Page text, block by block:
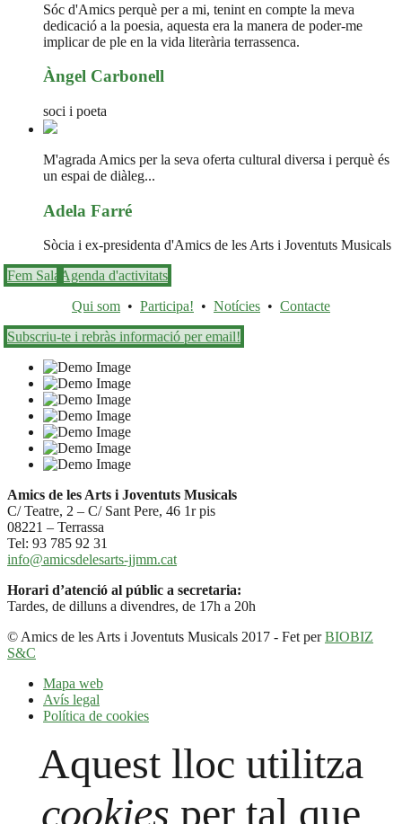
Sóc d'Amics perquè per a mi, tenint en compte la meva
dedicació a la poesia, aquesta era la manera de poder-me
implicar de ple en la vida literària terrassenca.
Àngel Carbonell
soci i poeta
M'agrada Amics per la seva oferta cultural diversa i perquè és
un espai de diàleg...
Adela Farré
Sòcia i ex-presidenta d'Amics de les Arts i Joventuts Musicals
Fem Sala Agenda d'activitats
Qui som • Participa! • Notícies • Contacte
Subscriu-te i rebràs informació per email!
Amics de les Arts i Joventuts Musicals
C/ Teatre, 2 – C/ Sant Pere, 46 1r pis
08221 – Terrassa
Tel: 93 785 92 31
info@amicsdelesarts-jjmm.cat
Horari d’atenció al públic a secretaria:
Tardes, de dilluns a divendres, de 17h a 20h
© Amics de les Arts i Joventuts Musicals 2017 - Fet perBIOBIZ
S&C
Mapa web
Avís legal
Política de cookies
Aquest lloc utilitza
cookies per tal que